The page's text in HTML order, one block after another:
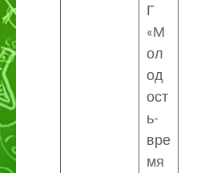
Г
«М
ол
од
ост
ь-
вре
мя